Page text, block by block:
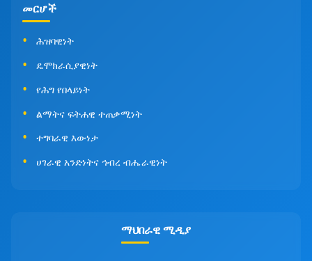
መርሆች
ሕዝባዊነት
ዴሞክራሲያዊነት
የሕግ የበላይነት
ልማትና ፍትሐዊ ተጠቃሚነት
ተግባራዊ እውነታ
ሀገራዊ አንድነትና ኅብረ ብሔራዊነት
ማህበራዊ ሚዲያ